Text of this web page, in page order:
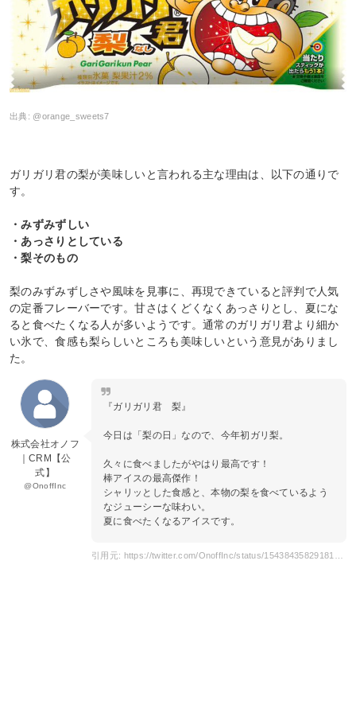
出典: @orange_sweets7
ガリガリ君の梨が美味しいと言われる主な理由は、以下の通りで
す。
・みずみずしい
・あっさりとしている
・梨そのもの
梨のみずみずしさや風味を見事に、再現できていると評判で人気
の定番フレーバーです。甘さはくどくなくあっさりとし、夏にな
ると食べたくなる人が多いようです。通常のガリガリ君より細か
い氷で、食感も梨らしいところも美味しいという意見がありまし
た。
株式会社オノフ
｜CRM【公
式】
@OnoffInc
『ガリガリ君 梨』
今日は「梨の日」なので、今年初ガリ梨。
久々に食べましたがやはり最高です！
棒アイスの最高傑作！
シャリッとした食感と、本物の梨を食べているよう
なジューシーな味わい。
夏に食べたくなるアイスです。